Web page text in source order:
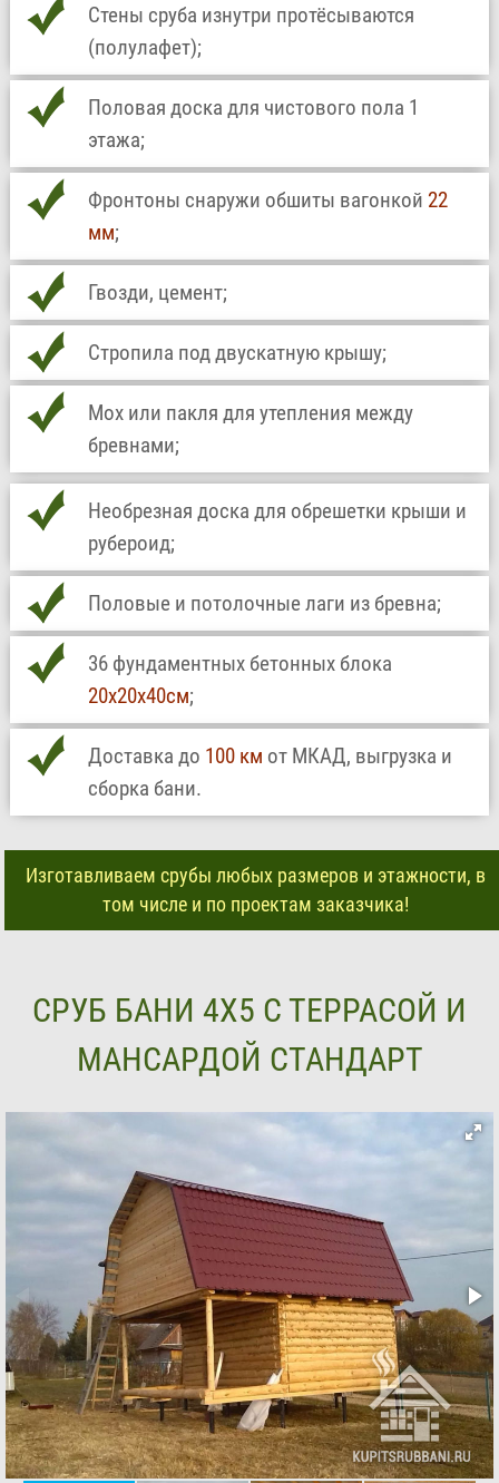
Стены сруба изнутри протёсываются
(полулафет);
Половая доска для чистового пола 1
этажа;
Фронтоны снаружи обшиты вагонкой 22
мм;
Гвозди, цемент;
Стропила под двускатную крышу;
Мох или пакля для утепления между
бревнами;
Необрезная доска для обрешетки крыши и
рубероид;
Половые и потолочные лаги из бревна;
36 фундаментных бетонных блока
20х20х40см;
Доставка до 100 км от МКАД, выгрузка и
сборка бани.
Изготавливаем срубы любых размеров и этажности, в
том числе и по проектам заказчика!
СРУБ БАНИ 4Х5 С ТЕРРАСОЙ И
МАНСАРДОЙ СТАНДАРТ